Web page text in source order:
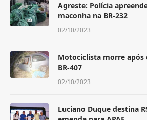
Agreste: Polícia
maconha na BR-232
02/10/2023
Motociclista morre após
BR-407
02/10/2023
Luciano Duque destina